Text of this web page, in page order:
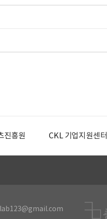
진흥원 CKL 기업지원센터